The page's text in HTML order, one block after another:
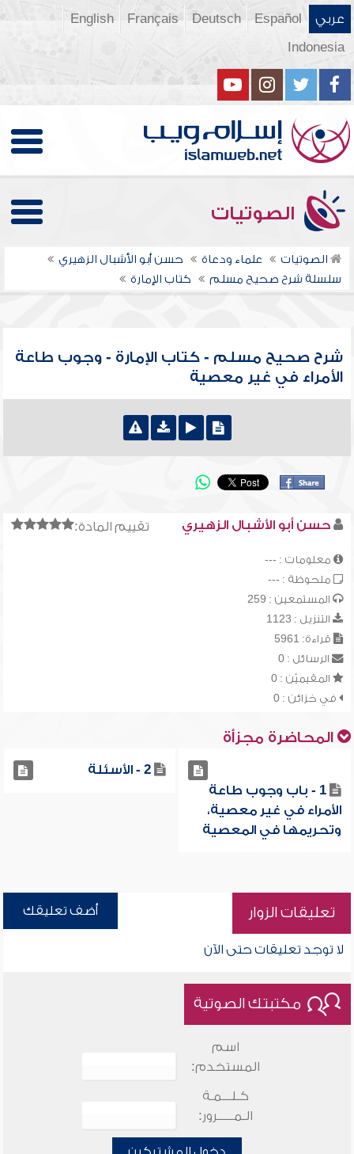
عربي Español
Deutsch
Français
English
Indonesia
الصوتيات
الصوتيات علماء ودعاة
حسن أبو الأشبال الزهيري
سلسلة شرح صحيح مسلم
كتاب ‏الإمارة
شرح صحيح مسلم - كتاب الإمارة - وجوب طاعة
الأمراء في غير معصية
تقييم المادة: حسن أبو الأشبال الزهيري
معلومات : ---
ملحوظة : ---
المستمعين : 259
التنزيل : 1123
قراءة: 5961
الرسائل : 0
المقيميّن : 0
في خزائن : 0
المحاضرة مجزأة
1 - باب وجوب طاعة
الأمراء في غير معصية،
وتحريمها في المعصية
2 - الأسئلة
تعليقات الزوار أضف تعليقك
لا توجد تعليقات حتى الآن
مكتبتك الصوتية
اسم
المستخدم:
كـلـــمـة
الـمـــــرور: